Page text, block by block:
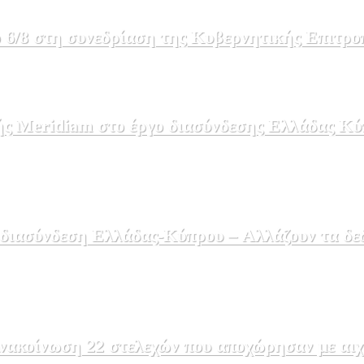
στη συνεδρίαση της Κυβερνητικής
Meridiam στο έργο διασύνδεσης Ελλάδας
Ελλάδας-Κύπρου – Αλλάζουν τα
22 στελεχών που αποχώρησαν με